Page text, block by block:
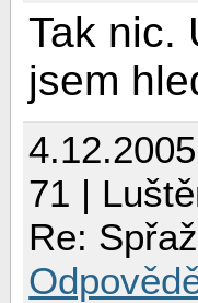
Tak nic.
jsem
71 |
Re: